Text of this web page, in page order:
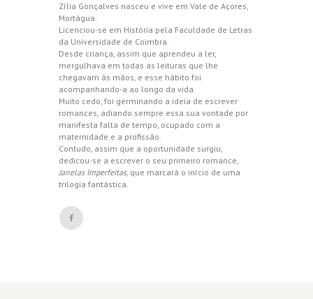
Zília Gonçalves nasceu e vive em Vale de Açores,
Mortágua.
Licenciou-se em História pela Faculdade de Letras
da Universidade de Coimbra.
Desde criança, assim que aprendeu a ler,
mergulhava em todas as leituras que lhe
chegavam às mãos, e esse hábito foi
acompanhando-a ao longo da vida.
Muito cedo, foi germinando a ideia de escrever
romances, adiando sempre essa sua vontade por
manifesta falta de tempo, ocupado com a
maternidade e a profissão.
Contudo, assim que a oportunidade surgiu,
dedicou-se a escrever o seu primeiro romance,
Janelas Imperfeitas, que marcará o início de uma
trilogia fantástica.